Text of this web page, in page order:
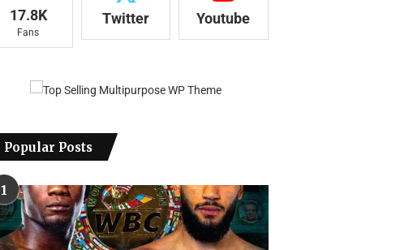
17.8K
Fans
Twitter Youtube
Popular Posts
1